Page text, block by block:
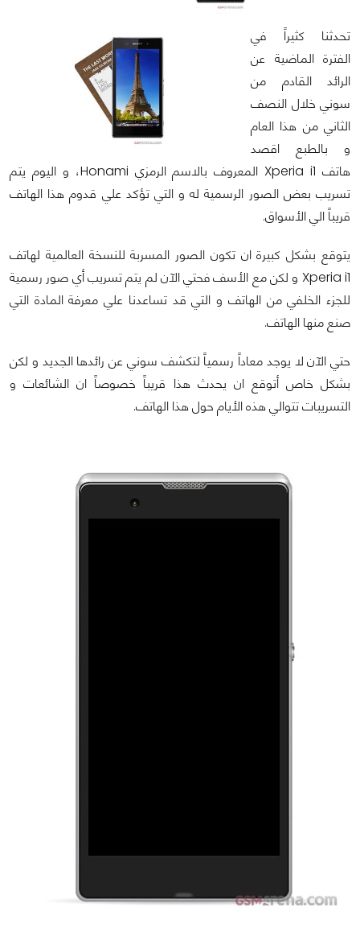
تحدثنا كثيراً في
الفترة الماضية عن
الرائد القادم من
سوني خلال النصف
الثاني من هذا العام
و بالطبع اقصد
هاتف Xperia i1 المعروف بالاسم الرمزي Honami، و اليوم يتم
تسريب بعض الصور الرسمية له و التي تؤكد علي قدوم هذا الهاتف
قريباً الي الأسواق.
يتوقع بشكل كبيرة ان تكون الصور المسربة للنسخة العالمية لهاتف
Xperia i1 و لكن مع الأسف فحتي الآن لم يتم تسريب أي صور رسمية
للجزء الخلفي من الهاتف و التي قد تساعدنا علي معرفة المادة التي
صنع منها الهاتف.
حتي الآن لا يوجد معاداً رسمياً لتكشف سوني عن رائدها الجديد و لكن
بشكل خاص أتوقع ان يحدث هذا قريباً خصوصاً ان الشائعات و
التسريبات تتوالي هذه الأيام حول هذا الهاتف.